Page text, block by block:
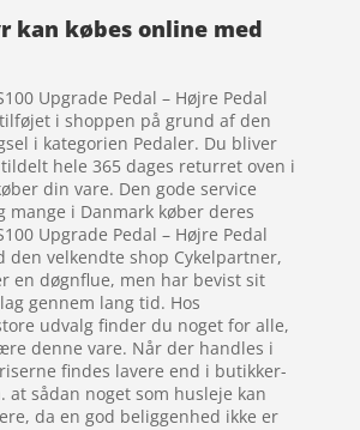
kan købes online med
Upgrade Pedal – Højre Pedal
i shoppen på grund af den
i kategorien Pedaler. Du bliver
hele 365 dages returret oven i
din vare. Den gode service
mange i Danmark køber deres
Upgrade Pedal – Højre Pedal
den velkendte shop Cykelpartner,
en døgnflue, men har bevist sit
gennem lang tid. Hos
udvalg finder du noget for alle,
denne vare. Når der handles i
findes lavere end i butikker-
at sådan noget som husleje kan
da en god beliggenhed ikke er